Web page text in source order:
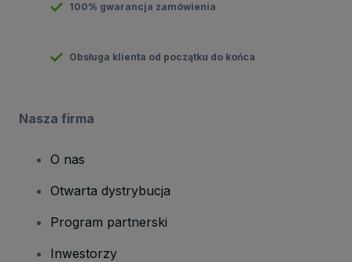
100% gwarancja zamówienia
Obsługa klienta od początku do końca
Nasza firma
O nas
Otwarta dystrybucja
Program partnerski
Inwestorzy